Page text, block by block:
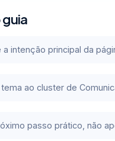
a intenção principal da
ao cluster de
passo prático, não